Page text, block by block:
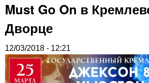
Must Go On в
Дворце
12/03/2018 - 12:21